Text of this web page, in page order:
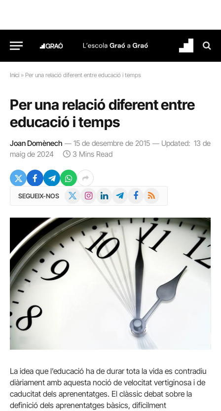
Inici » Per una relació diferent entre educació i temps
Per una relació diferent entre
educació i temps
Joan Domènech 15 de desembre de 2015 Updated: 13 de
maig de 2024
3 Mins Read
SEGUEIX-NOS InstagramLinkedInTelegramFacebook
RSS
La idea que l’educació ha de durar tota la vida es contradiu
diàriament amb aquesta noció de velocitat vertiginosa i de
caducitat dels aprenentatges. El clàssic debat sobre la
definició dels aprenentatges bàsics, difícilment